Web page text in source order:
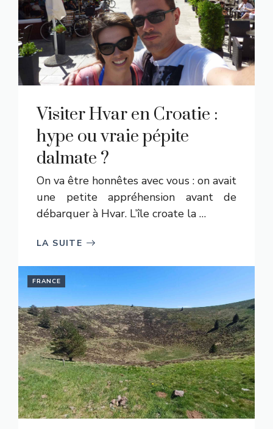
Visiter Hvar en Croatie :
hype ou vraie pépite
dalmate ?
On va être honnêtes avec vous : on avait
une petite appréhension avant de
débarquer à Hvar. L’île croate la …
LA SUITE
FRANCE